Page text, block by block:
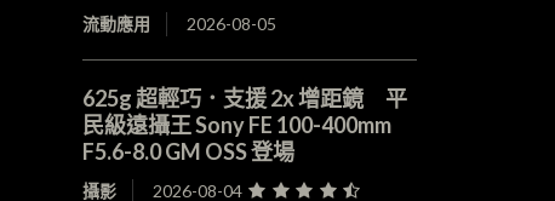
流動應用 2026-08-05
625g 超輕巧．支援 2x 增距鏡 平
民級遠攝王 Sony FE 100-400mm
F5.6-8.0 GM OSS 登場
攝影 2026-08-04